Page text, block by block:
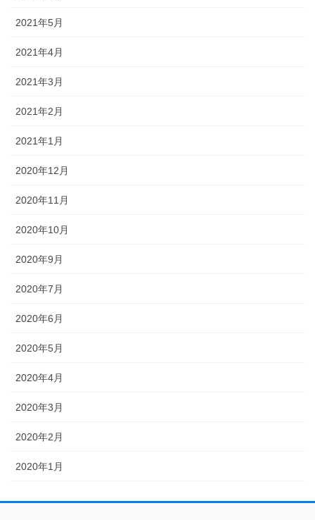
2021年5月
2021年4月
2021年3月
2021年2月
2021年1月
2020年12月
2020年11月
2020年10月
2020年9月
2020年7月
2020年6月
2020年5月
2020年4月
2020年3月
2020年2月
2020年1月